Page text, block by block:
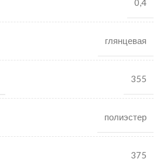
0,4
глянцевая
355
полиэстер
375